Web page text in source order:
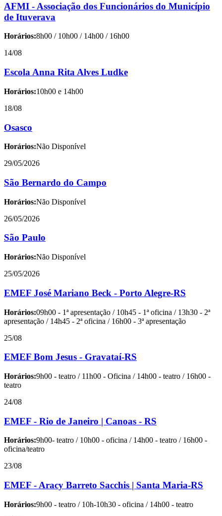
AFMI - Associação dos Funcionários do Município
de Ituverava
Horários:8h00 / 10h00 / 14h00 / 16h00
14/08
Escola Anna Rita Alves Ludke
Horários:10h00 e 14h00
18/08
Osasco
Horários:Não Disponível
29/05/2026
São Bernardo do Campo
Horários:Não Disponível
26/05/2026
São Paulo
Horários:Não Disponível
25/05/2026
EMEF José Mariano Beck - Porto Alegre-RS
Horários:09h00 - 1ª apresentação / 10h45 - 1ª oficina / 13h30 - 2ª
apresentação / 14h45 - 2ª oficina / 16h00 - 3ª apresentação
25/08
EMEF Bom Jesus - Gravataí-RS
Horários:9h00 - teatro / 11h00 - Oficina / 14h00 - teatro / 16h00 -
teatro
24/08
EMEF - Rio de Janeiro | Canoas - RS
Horários:9h00- teatro / 10h00 - oficina / 14h00 - teatro / 16h00 -
oficina/teatro
23/08
EMEF - Aracy Barreto Sacchis | Santa Maria-RS
Horários:9h00 - teatro / 10h-10h30 - oficina / 14h00 - teatro